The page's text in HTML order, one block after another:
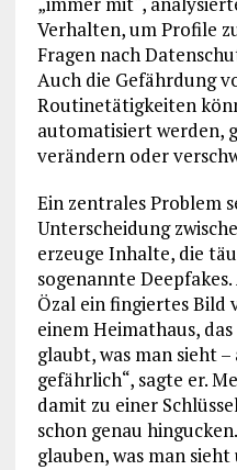
Verhalten, um Profile
Fragen nach
Auch die Gefährdung
Routinetätigkeiten
automatisiert werden,
verändern oder
Ein zentrales Problem
Unterscheidung
erzeuge Inhalte, die
sogenannte
Özal ein fingiertes Bild
einem Heimathaus,
glaubt, was man sieht
gefährlich“, sagte er.
damit zu einer
schon genau
glauben, was man